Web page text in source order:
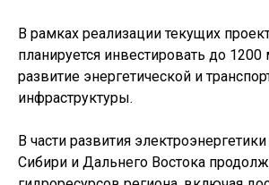
В рамках реализации текущих
планируется инвестировать до
развитие энергетической и
инфраструктуры.
В части развития
Сибири и Дальнего Востока